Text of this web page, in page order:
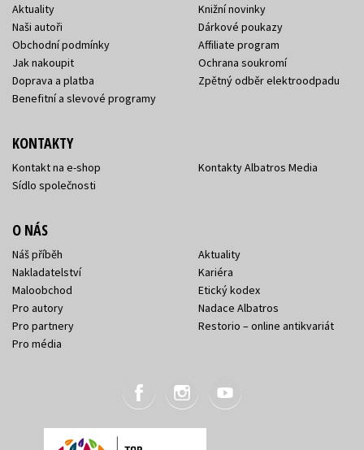
Aktuality
Naši autoři
Obchodní podmínky
Jak nakoupit
Doprava a platba
Benefitní a slevové programy
Knižní novinky
Dárkové poukazy
Affiliate program
Ochrana soukromí
Zpětný odběr elektroodpadu
KONTAKTY
Kontakt na e-shop
Sídlo společnosti
Kontakty Albatros Media
O NÁS
Náš příběh
Nakladatelství
Maloobchod
Pro autory
Pro partnery
Pro média
Aktuality
Kariéra
Etický kodex
Nadace Albatros
Restorio – online antikvariát